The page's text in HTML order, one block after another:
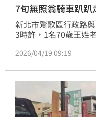
7旬無照翁騎車趴
新北市鶯歌區行政路
3時許，1名70歲王姓
處擦挫傷，經救護車
理處罰條例》第21條
萬元罰鍰。
2026/04/19 09:19